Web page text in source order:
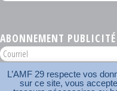
ABONNEMENT PUBLICITÉ
AMF 29 © 2026
Plan du site Nos coordonnées
L’AMF 29 respecte vos
sur ce site, vous